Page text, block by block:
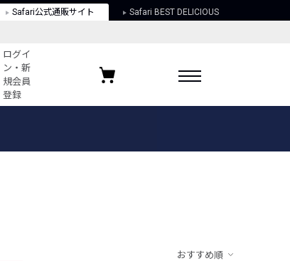
Safari公式通販サイト Safari BEST DELICIOUS
ログイ
ン・新
規会員
登録
お気に入りブランド
おすすめ順